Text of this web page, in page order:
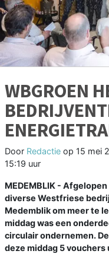
WBGROEN
Door Redactie op 15 mei
15:19 uur
MEDEMBLIK -
diverse Westfriese
Medemblik om meer te
middag was een
circulair ondernemen.
deze middag 5